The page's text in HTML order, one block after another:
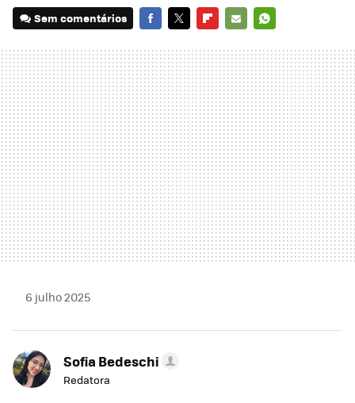
Sem comentários
MAIL
6 julho 2025
Sofia Bedeschi
Redatora